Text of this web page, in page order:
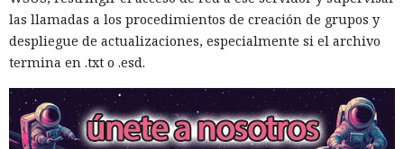
las llamadas a los procedimientos de creación de grupos y
despliegue de actualizaciones, especialmente si el archivo
termina en .txt o .esd.